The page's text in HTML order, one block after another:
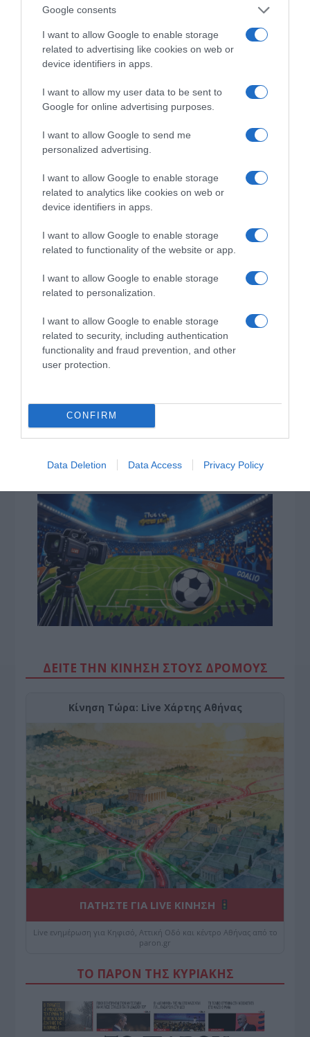
Google consents
I want to allow Google to enable storage
related to advertising like cookies on web or
device identifiers in apps.
I want to allow my user data to be sent to
Google for online advertising purposes.
I want to allow Google to send me
personalized advertising.
I want to allow Google to enable storage
related to analytics like cookies on web or
device identifiers in apps.
I want to allow Google to enable storage
related to functionality of the website or app.
I want to allow Google to enable storage
related to personalization.
I want to allow Google to enable storage
related to security, including authentication
functionality and fraud prevention, and other
user protection.
CONFIRM
Data Deletion Data Access Privacy Policy
της Ζωής μας
το ελληνικό καλοκαίρι και ένας
πολιτισμός που μας ενώνει κάθε μέρα.
ΌΣΑ ΧΡΕΙΆΖΕΣΑΙ
ΡΟΗ ΕΙΔΗΣΕΩΝ
Κακή εβδομάδα για τις ελληνικές ομάδες –
Κλασικός Δεκαπενταύγουστος με ηλιοφάνεια, υψηλές
που έρχεται
Όρθρος και Θεία Λειτουργία live: Δείτε την Κυριακή Ι΄
για ΝΔ
Προβληματίζει το κύμα φυγής των συνταξιούχων
Αντίστροφη μέτρηση για το Μπέρμιγχαμ 2026:
Ιστορική ελληνική παρουσία στο Ευρωπαϊκό Στίβου
ΔΕΙΤΕ ΤΗΝ ΚΙΝΗΣΗ ΣΤΟΥΣ ΔΡΌΜΟΥΣ
Κίνηση Τώρα: Live Χάρτης Αθήνας
ΠΑΤΗΣΤΕ ΓΙΑ LIVE ΚΙΝΗΣΗ
Live ενημέρωση για Κηφισό, Αττική Οδό και κέντρο Αθήνας από το
paron.gr
ΤΟ ΠΑΡΟΝ ΤΗΣ ΚΥΡΙΑΚΗΣ